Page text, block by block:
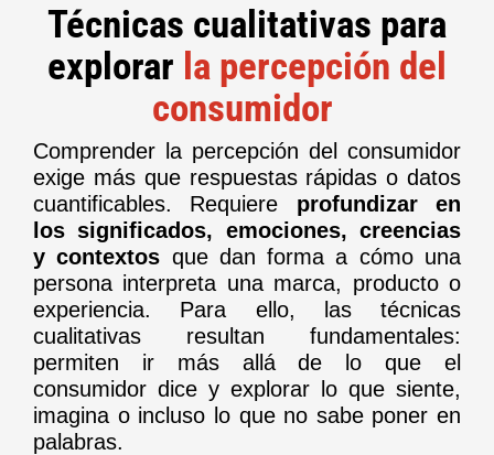
Técnicas cualitativas para
explorar la percepción del
consumidor
Comprender la percepción del consumidor
exige más que respuestas rápidas o datos
cuantificables. Requiere profundizar en
los significados, emociones, creencias
y contextos que dan forma a cómo una
persona interpreta una marca, producto o
experiencia. Para ello, las técnicas
cualitativas resultan fundamentales:
permiten ir más allá de lo que el
consumidor dice y explorar lo que siente,
imagina o incluso lo que no sabe poner en
palabras.